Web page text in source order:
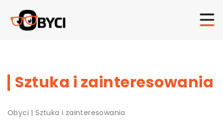
Sztuka i zainteresowania
Obyci |Sztuka i zainteresowania